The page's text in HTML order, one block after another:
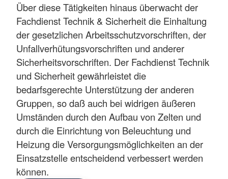
Über diese Tätigkeiten hinaus überwacht der
Fachdienst Technik & Sicherheit die Einhaltung
der gesetzlichen Arbeitsschutzvorschriften, der
Unfallverhütungsvorschriften und anderer
Sicherheitsvorschriften. Der Fachdienst Technik
und Sicherheit gewährleistet die
bedarfsgerechte Unterstützung der anderen
Gruppen, so daß auch bei widrigen äußeren
Umständen durch den Aufbau von Zelten und
durch die Einrichtung von Beleuchtung und
Heizung die Versorgungsmöglichkeiten an der
Einsatzstelle entscheidend verbessert werden
können.